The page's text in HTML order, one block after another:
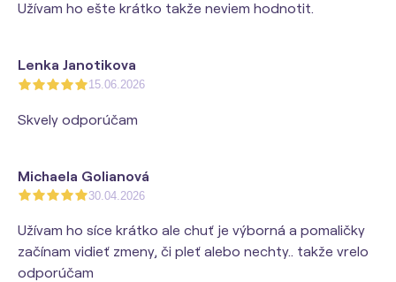
Užívam ho ešte krátko takže neviem hodnotit.
Lenka Janotikova
15.06.2026
Skvely odporúčam
Michaela Golianová
30.04.2026
Užívam ho síce krátko ale chuť je výborná a pomaličky
začínam vidieť zmeny, či pleť alebo nechty.. takže vrelo
odporúčam